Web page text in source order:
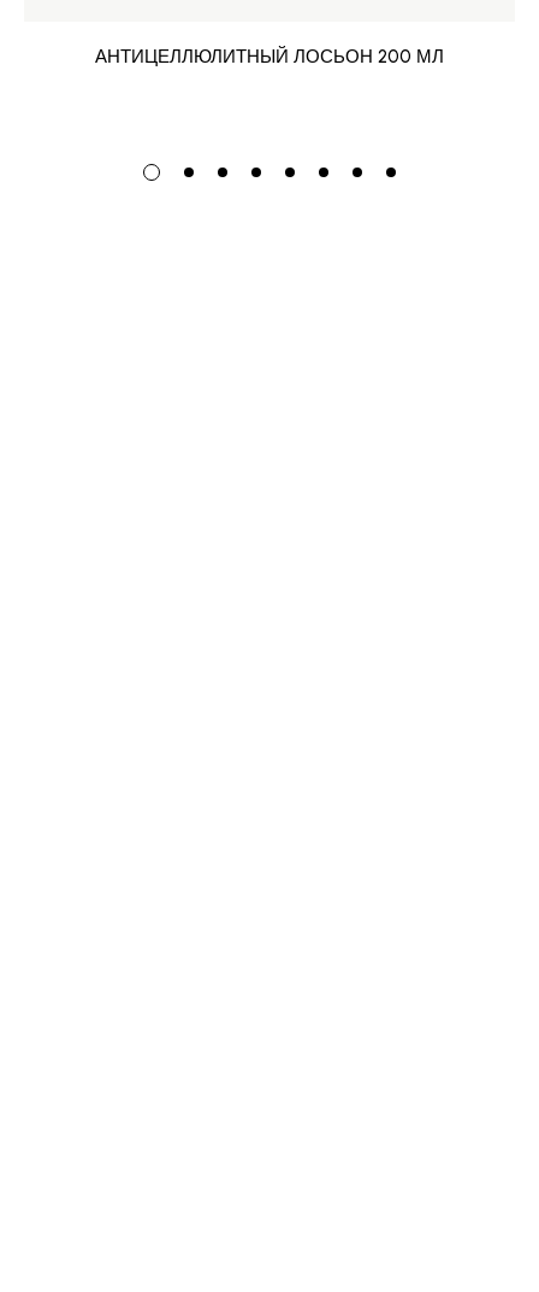
АНТИЦЕЛЛЮЛИТНЫЙ ЛОСЬОН 200 МЛ